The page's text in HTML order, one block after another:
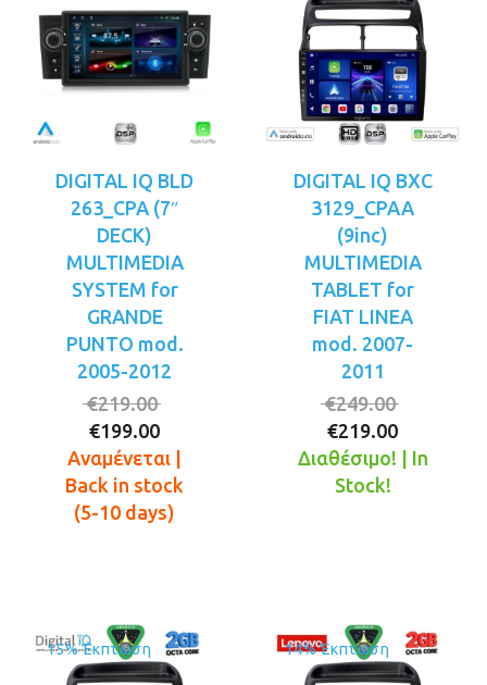
DIGITAL IQ BLD
263_CPA (7″
DECK)
MULTIMEDIA
SYSTEM for
GRANDE
PUNTO mod.
2005-2012
€219.00
was:
€219.00.
€199.00
τρέχουσα
τιμή
είναι:
Αναμένεται |
Back in stock
(5-10 days)
DIGITAL IQ BXC
3129_CPAA
(9inc)
MULTIMEDIA
TABLET for
FIAT LINEA
mod. 2007-
2011
€249.00
was:
€219.00
Διαθέσιμο! | In
Stock!
15% Έκπτωση 14% Έκπτωση